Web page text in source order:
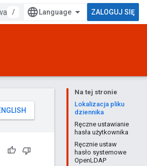
/ ZALOGUJ SIĘ
Na tej stronie
Lokalizacja pliku
dziennika
Ręczne ustawianie
hasła użytkownika
Ręcznie ustaw
hasło systemowe
OpenLDAP